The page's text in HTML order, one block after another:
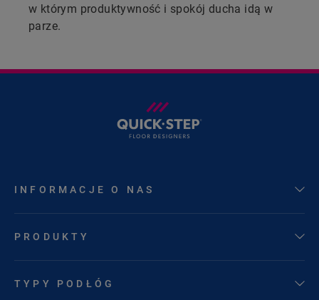
w którym produktywność i spokój ducha idą w
parze.
INFORMACJE O NAS
PRODUKTY
TYPY PODŁÓG